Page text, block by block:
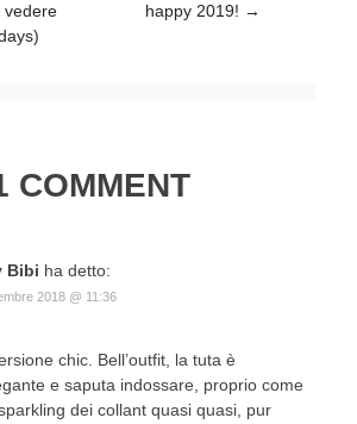
vedere
happy 2019! →
COMMENT
Bibi ha detto:
2018 @ 11:36
chic. Bell’outfit, la tuta è
e saputa indossare, proprio come
dei collant quasi quasi, pur